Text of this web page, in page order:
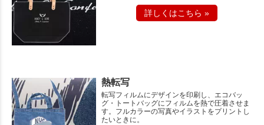
詳しくはこちら »
熱転写
転写フィルムにデザインを印刷し、エコバッ
グ・トートバッグにフィルムを熱で圧着させま
す。フルカラーの写真やイラストをプリントし
たいときに。